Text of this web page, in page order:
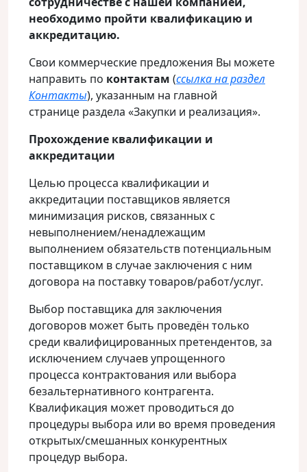
необходимо пройти квалификацию и
аккредитацию.
Свои коммерческие предложения Вы можете
направить по контактам (ссылка на раздел
Контакты), указанным на главной
странице раздела «Закупки и реализация».
Прохождение квалификации и
аккредитации
Целью процесса квалификации и
аккредитации поставщиков является
минимизация рисков, связанных с
невыполнением/ненадлежащим
выполнением обязательств потенциальным
поставщиком в случае заключения с ним
договора на поставку товаров/работ/услуг.
Выбор поставщика для заключения
договоров может быть проведён только
среди квалифицированных претендентов, за
исключением случаев упрощенного
процесса контрактования или выбора
безальтернативного контрагента.
Квалификация может проводиться до
процедуры выбора или во время проведения
открытых/смешанных конкурентных
процедур выбора.